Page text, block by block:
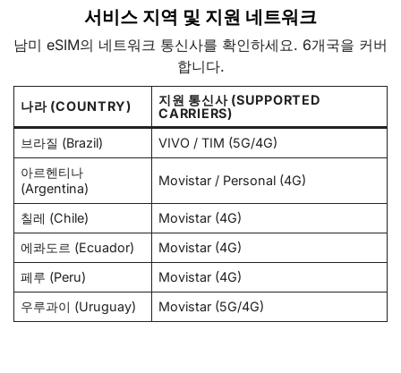
서비스 지역 및 지원 네트워크
남미 eSIM의 네트워크 통신사를 확인하세요. 6개국을 커버
합니다.
나라 (COUNTRY)
지원 통신사 (SUPPORTED
CARRIERS)
브라질 (Brazil)
VIVO / TIM (5G/4G)
아르헨티나
(Argentina)
Movistar / Personal (4G)
칠레 (Chile)
Movistar (4G)
에콰도르 (Ecuador)
Movistar (4G)
페루 (Peru)
Movistar (4G)
우루과이 (Uruguay)
Movistar (5G/4G)